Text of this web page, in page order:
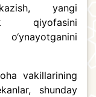
yangi
qiyofasini
vakillarining
shunday